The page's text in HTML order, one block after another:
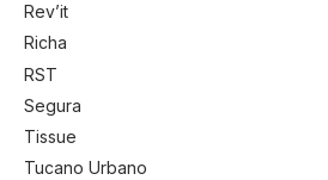
Rev’it
Richa
RST
Segura
Tissue
Tucano Urbano